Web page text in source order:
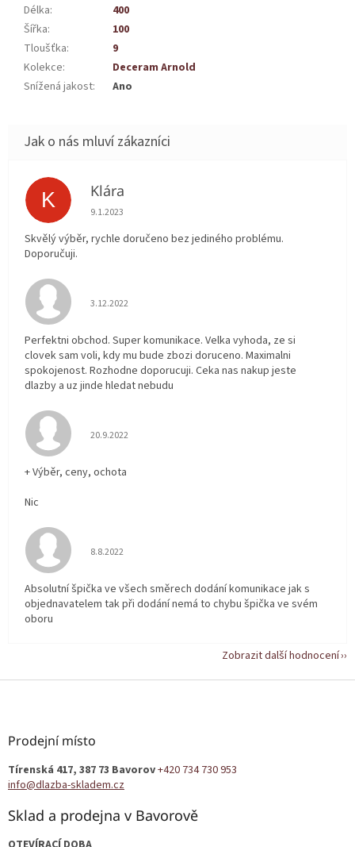
Délka:
400
Šířka:
100
Tloušťka:
9
Kolekce:
Deceram Arnold
Snížená jakost: Ano
K Klára
Hodnocení obchodu je 5 z 5 hvězdiček.
9.1.2023
Skvělý výběr, rychle doručeno bez jediného problému.
Doporučuji.
Hodnocení obchodu je 5 z 5 hvězdiček.
3.12.2022
Perfektni obchod. Super komunikace. Velka vyhoda, ze si
clovek sam voli, kdy mu bude zbozi doruceno. Maximalni
spokojenost. Rozhodne doporucuji. Ceka nas nakup jeste
dlazby a uz jinde hledat nebudu
Hodnocení obchodu je 5 z 5 hvězdiček.
20.9.2022
+ Výběr, ceny, ochota
Nic
Hodnocení obchodu je 5 z 5 hvězdiček.
8.8.2022
Absolutní špička ve všech směrech dodání komunikace jak s
objednavatelem tak při dodání nemá to chybu špička ve svém
oboru
Zobrazit další hodnocení
Z
Prodejní místo
Tírenská 417, 387 73 Bavorov+420 734 730 953
info@dlazba-skladem.cz
Sklad a prodejna v Bavorově